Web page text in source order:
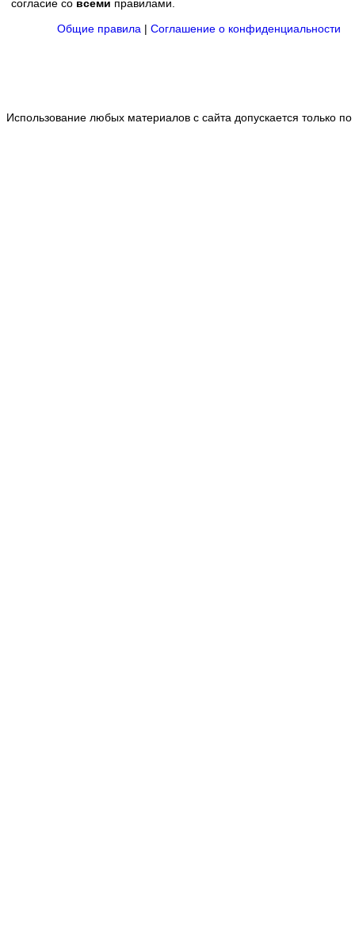
согласие со всеми правилами.
Общие правила | Соглашение о конфиденциальности
Использование любых материалов с сайта допускается только